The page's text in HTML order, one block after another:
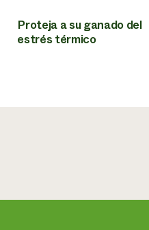
Proteja a su ganado del
estrés térmico